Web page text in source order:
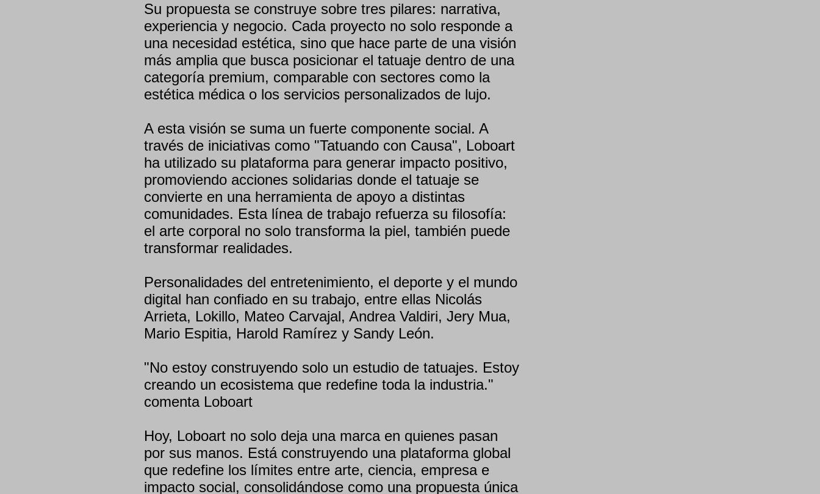
Su propuesta se construye sobre tres pilares: narrativa,
experiencia y negocio. Cada proyecto no solo responde a
una necesidad estética, sino que hace parte de una visión
más amplia que busca posicionar el tatuaje dentro de una
categoría premium, comparable con sectores como la
estética médica o los servicios personalizados de lujo.
A esta visión se suma un fuerte componente social. A
través de iniciativas como "Tatuando con Causa", Loboart
ha utilizado su plataforma para generar impacto positivo,
promoviendo acciones solidarias donde el tatuaje se
convierte en una herramienta de apoyo a distintas
comunidades. Esta línea de trabajo refuerza su filosofía:
el arte corporal no solo transforma la piel, también puede
transformar realidades.
Personalidades del entretenimiento, el deporte y el mundo
digital han confiado en su trabajo, entre ellas Nicolás
Arrieta, Lokillo, Mateo Carvajal, Andrea Valdiri, Jery Mua,
Mario Espitia, Harold Ramírez y Sandy León.
"No estoy construyendo solo un estudio de tatuajes. Estoy
creando un ecosistema que redefine toda la industria."
comenta Loboart
Hoy, Loboart no solo deja una marca en quienes pasan
por sus manos. Está construyendo una plataforma global
que redefine los límites entre arte, ciencia, empresa e
impacto social, consolidándose como una propuesta única